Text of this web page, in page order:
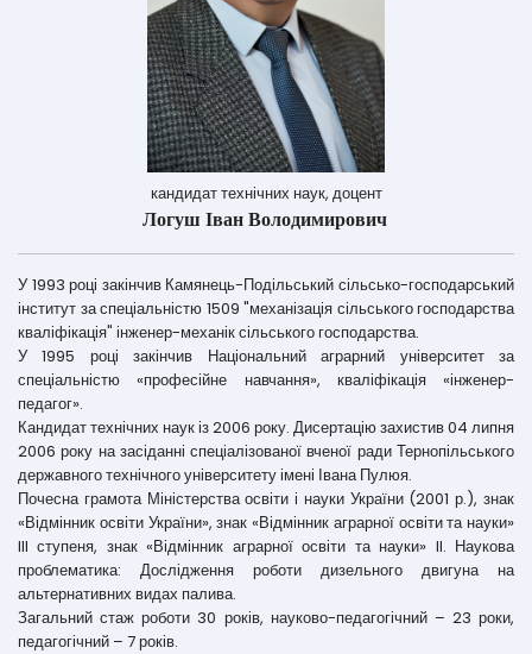
кандидат технічних наук, доцент
Логуш Іван Володимирович
У 1993 році закінчив Камянець-Подільський сільсько-господарський
інститут за спеціальністю 1509 "механізація сільського господарства
кваліфікація" інженер-механік сільського господарства.
У 1995 році закінчив Національний аграрний університет за
спеціальністю «професійне навчання», кваліфікація «інженер-
педагог».
Кандидат технічних наук із 2006 року. Дисертацію захистив 04 липня
2006 року на засіданні спеціалізованої вченої ради Тернопільського
державного технічного університету імені Івана Пулюя.
Почесна грамота Міністерства освіти і науки України (2001 р.), знак
«Відмінник освіти України», знак «Відмінник аграрної освіти та науки»
III ступеня, знак «Відмінник аграрної освіти та науки» II. Наукова
проблематика: Дослідження роботи дизельного двигуна на
альтернативних видах палива.
Загальний стаж роботи 30 років, науково-педагогічний – 23 роки,
педагогічний – 7 років.